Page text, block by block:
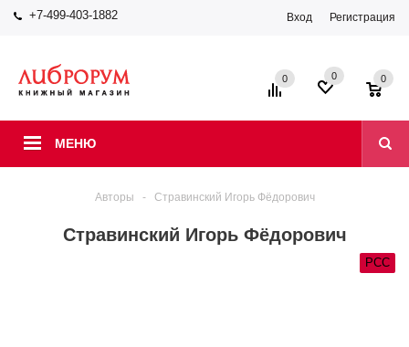
+7-499-403-1882 Вход Регистрация
МЕНЮ
0 0 0
Авторы - Стравинский Игорь Фёдорович
Стравинский Игорь Фёдорович
РСС